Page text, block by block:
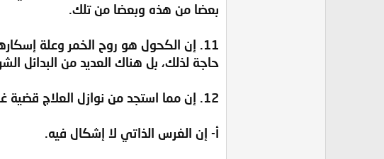
بعضا من هذه وبعضا من تلك.
11. إن الكحول هو روح الخمر وعلة
حاجة لذلك، بل هناك العديد من البدائل
12. إن مما استجد من نوازل العلاج قضية غرس الأعضاء، وقد عرضت لها وأطلت البحث فيه نسبيا، والذي اتضح لي فيها ما يلي:
‌أ- إن الغرس الذاتي لا إشكال فيه.